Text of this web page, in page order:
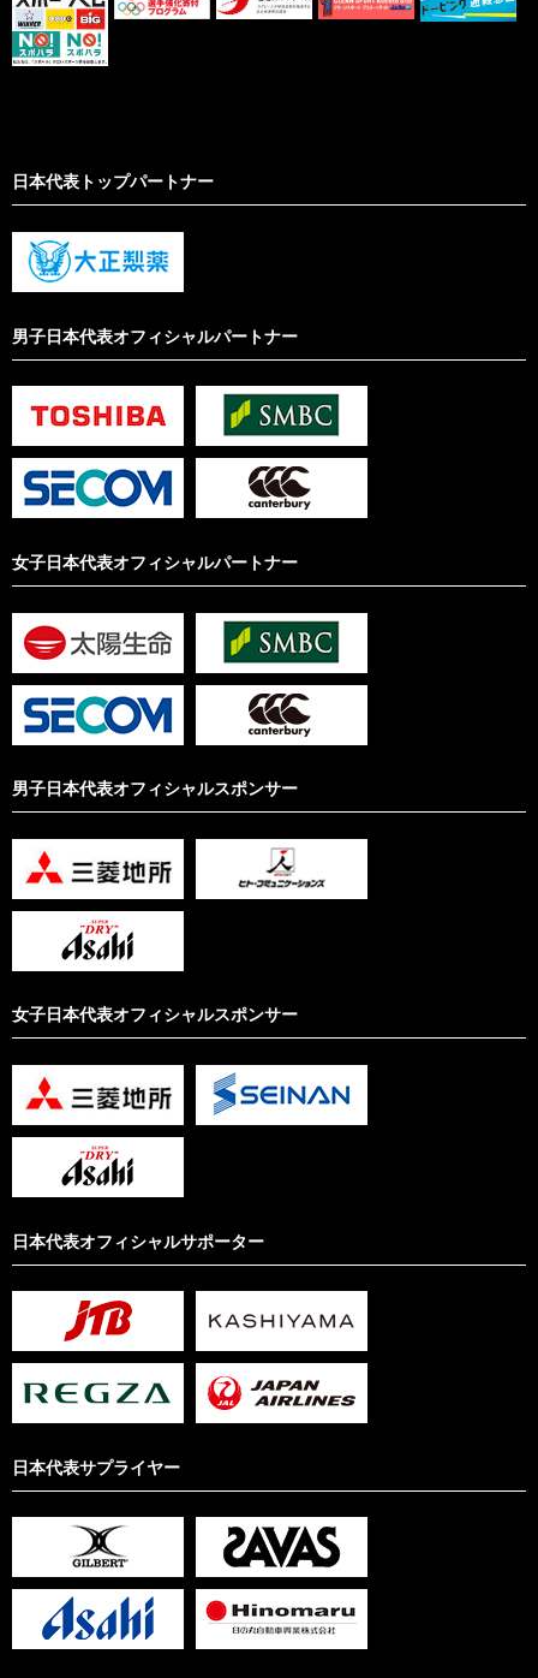
日本代表トップパートナー
男子日本代表オフィシャルパートナー
女子日本代表オフィシャルパートナー
男子日本代表オフィシャルスポンサー
女子日本代表オフィシャルスポンサー
日本代表オフィシャルサポーター
日本代表サプライヤー